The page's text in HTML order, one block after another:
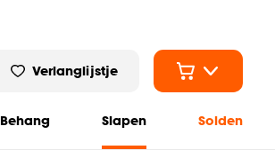
Verlanglijstje
Behang Slapen Solden